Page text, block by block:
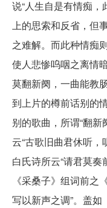
说“人生自是有情痴，
上的思索和反省，但
之难解。而此种情痴
使人悲惨呜咽之离情
莫翻新阕，一曲能教
到上片的樽前话别的
别的歌曲，所谓“翻
云“古歌旧曲君休听，
白氏诗所云“请君莫
《采桑子》组词前之
写以新声之调”。盖